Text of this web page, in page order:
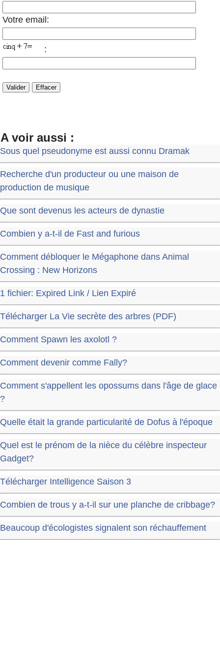
Votre email:
:
A voir aussi :
Sous quel pseudonyme est aussi connu Dramak
Recherche d'un producteur ou une maison de
production de musique
Que sont devenus les acteurs de dynastie
Combien y a-t-il de Fast and furious
Comment débloquer le Mégaphone dans Animal
Crossing : New Horizons
1 fichier: Expired Link / Lien Expiré
Télécharger La Vie secrète des arbres (PDF)
Comment Spawn les axolotl ?
Comment devenir comme Fally?
Comment s'appellent les opossums dans l'âge de glace
?
Quelle était la grande particularité de Dofus à l'époque
Quel est le prénom de la nièce du célèbre inspecteur
Gadget?
Télécharger Intelligence Saison 3
Combien de trous y a-t-il sur une planche de cribbage?
Beaucoup d'écologistes signalent son réchauffement